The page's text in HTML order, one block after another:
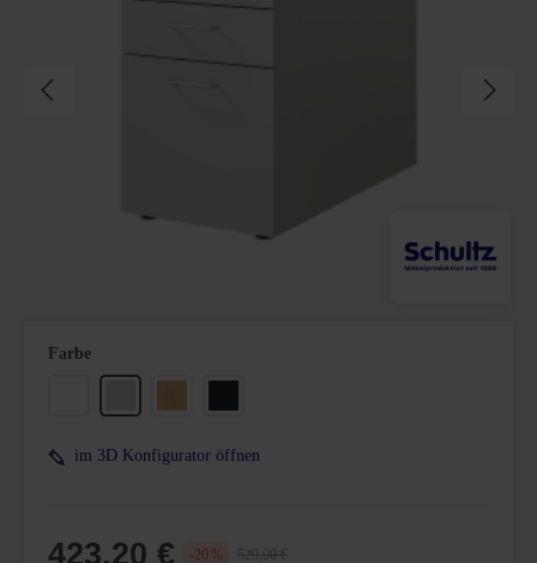
423,20 € -20 % 529,00 €
Farbeauswählen
LichtgrauBuche Mattschwarz
im 3D Konfigurator öffnen